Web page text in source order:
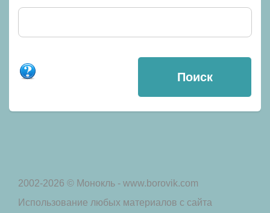
2002-2026 © Монокль - www.borovik.com
Использование любых материалов с сайта